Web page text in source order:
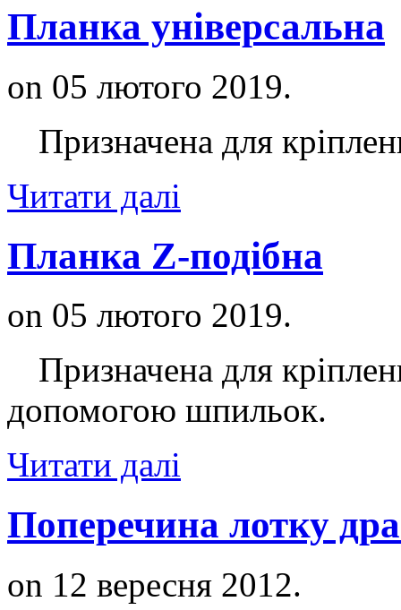
Планка універсальна
on 05 лютого 2019.
Призначена для
Читати далі
Планка Z-подібна
on 05 лютого 2019.
Призначена для
допомогою шпильок.
Читати далі
Поперечина лотку
on 12 вересня 2012.